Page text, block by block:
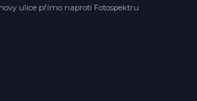
ulice přímo naproti Fotospektru